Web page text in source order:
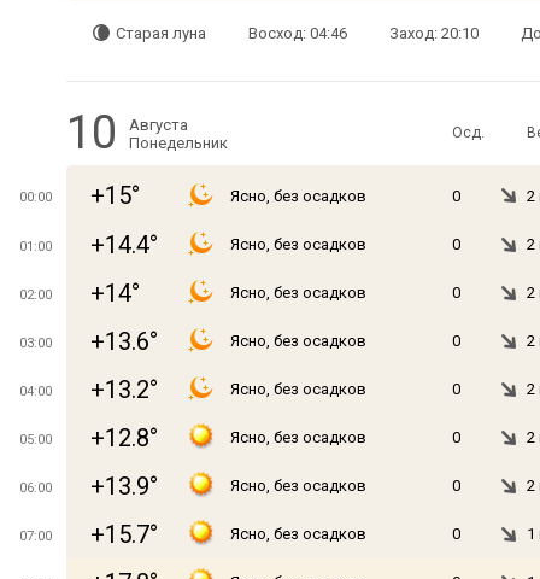
Старая луна Восход: 04:46 Заход: 20:10
10
Августа
Понедельник
Осд.
00:00 +15° Ясно, без осадков 0 2
01:00 +14.4° Ясно, без осадков 0 2
02:00 +14° Ясно, без осадков 0 2
03:00 +13.6° Ясно, без осадков 0 2
04:00 +13.2° Ясно, без осадков 0 2
05:00 +12.8° Ясно, без осадков 0 2
06:00 +13.9° Ясно, без осадков 0 2
07:00 +15.7° Ясно, без осадков 0 1